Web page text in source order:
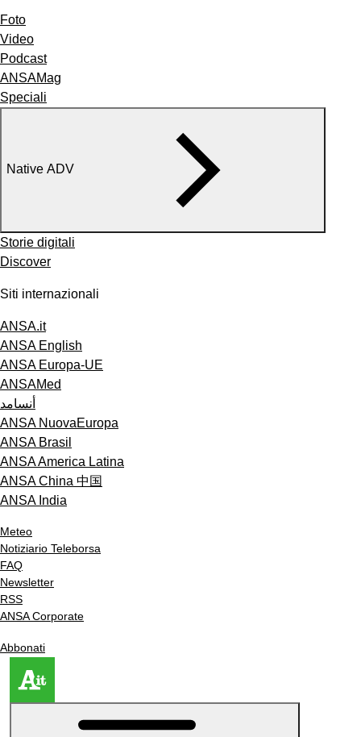
Foto
Video
Podcast
ANSAMag
Speciali
Native ADV
Storie digitali
Discover
Siti internazionali
ANSA.it
ANSA English
ANSA Europa-UE
ANSAMed
أنسامد
ANSA NuovaEuropa
ANSA Brasil
ANSA America Latina
ANSA China 中国
ANSA India
Meteo
Notiziario Teleborsa
FAQ
Newsletter
RSS
ANSA Corporate
Abbonati